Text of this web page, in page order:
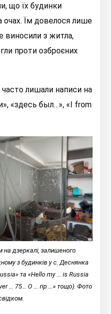
що їх будинки
очах. Їм довелося лише
виносили з житла,
проти озброєних
лишали написи на
«здесь был…», «I from
дзеркалі, залишеного
з будинків у с. Деснянка
та «Hello my … is Russia
… 75… O … rip …» тощо). Фото